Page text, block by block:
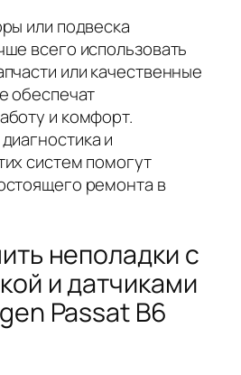
или подвеска
всего использовать
или качественные
обеспечат
и комфорт.
и
систем помогут
ремонта в
неполадки с
и датчиками
Passat B6